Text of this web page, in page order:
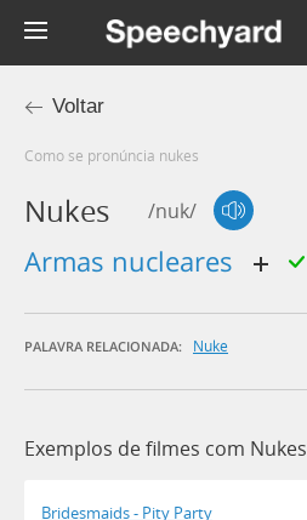
Voltar
Como se pronúncia nukes
Nukes /nuk/
armas nucleares
PALAVRA RELACIONADA: Nuke
Exemplos de filmes com Nukes
Bridesmaids - Pity Party